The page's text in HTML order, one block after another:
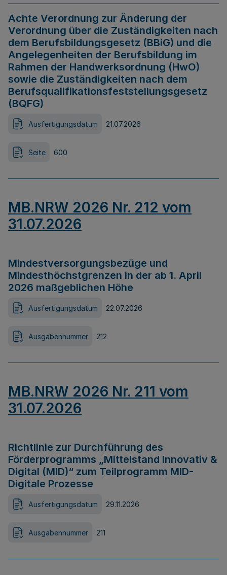
Achte Verordnung zur Änderung der
Verordnung über die Zuständigkeiten nach
dem Berufsbildungsgesetz (BBiG) und die
Angelegenheiten der Berufsbildung im
Rahmen der Handwerksordnung (HwO)
sowie die Zuständigkeiten nach dem
Berufsqualifikationsfeststellungsgesetz
(BQFG)
Ausfertigungsdatum 21.07.2026
Seite 600
MB.NRW 2026 Nr. 212 vom
31.07.2026
Mindestversorgungsbezüge und
Mindesthöchstgrenzen in der ab 1. April
2026 maßgeblichen Höhe
Ausfertigungsdatum 22.07.2026
Ausgabennummer 212
MB.NRW 2026 Nr. 211 vom
31.07.2026
Richtlinie zur Durchführung des
Förderprogramms „Mittelstand Innovativ &
Digital (MID)“ zum Teilprogramm MID-
Digitale Prozesse
Ausfertigungsdatum 29.11.2026
Ausgabennummer 211